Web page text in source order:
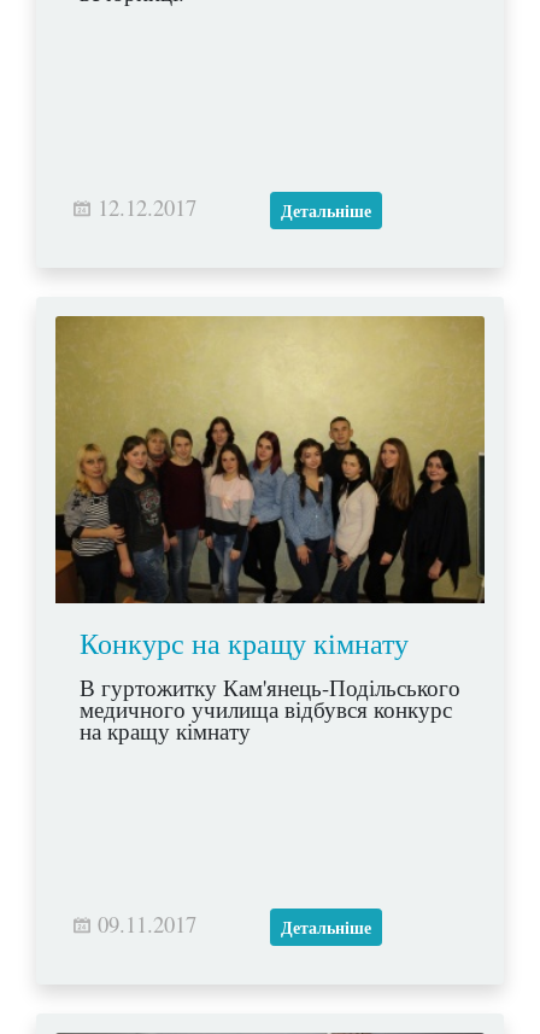
12.12.2017 Детальніше
Конкурс на кращу кімнату
В гуртожитку Кам'янець-Подільського
медичного училища відбувся конкурс
на кращу кімнату
09.11.2017 Детальніше